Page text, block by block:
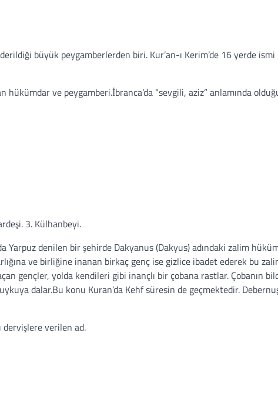
büyük peygamberlerden biri. Kur’an-ı Kerim’de 16 yerde ismi
ve peygamberi.İbranca’da “sevgili, aziz” anlamında
3. Külhanbeyi.
Yarpuz denilen bir şehirde Dakyanus (Dakyus) adındaki zalim
ve birliğine inanan birkaç genç ise gizlice ibadet ederek bu
gençler, yolda kendileri gibi inançlı bir çobana rastlar. Çobanın
dalar.Bu konu Kuran’da Kehf süresin de geçmektedir.
dervişlere verilen ad.